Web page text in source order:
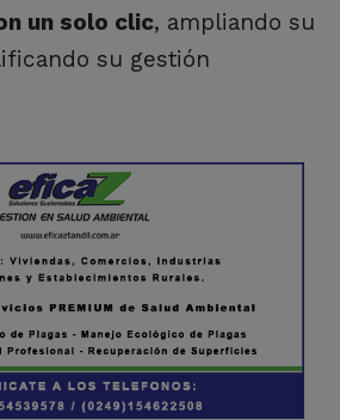
un solo clic, ampliando su
su gestión